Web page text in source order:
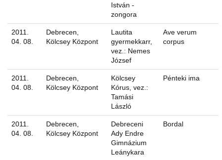
István -
zongora
2011.
04. 08.
Debrecen,
Kölcsey Központ
Lautita
gyermekkarr,
vez.: Nemes
József
Ave verum
corpus
2011.
04. 08.
Debrecen,
Kölcsey Központ
Kölcsey
Kórus, vez.:
Tamási
László
Pénteki ima
2011.
04. 08.
Debrecen,
Kölcsey Központ
Debreceni
Ady Endre
Gimnázium
Leánykara
Bordal